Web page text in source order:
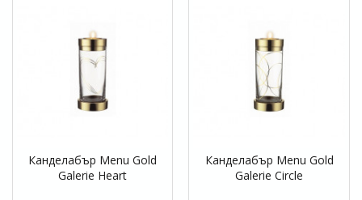
Канделабър Menu Gold
Galerie Heart
Канделабър Menu Gold
Galerie Circle